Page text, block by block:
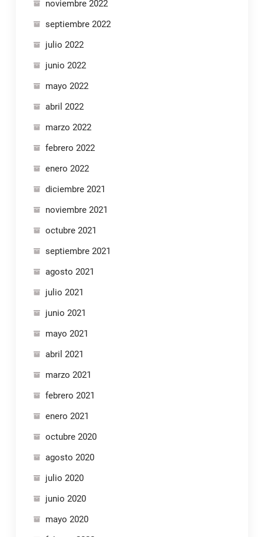
noviembre 2022
septiembre 2022
julio 2022
junio 2022
mayo 2022
abril 2022
marzo 2022
febrero 2022
enero 2022
diciembre 2021
noviembre 2021
octubre 2021
septiembre 2021
agosto 2021
julio 2021
junio 2021
mayo 2021
abril 2021
marzo 2021
febrero 2021
enero 2021
octubre 2020
agosto 2020
julio 2020
junio 2020
mayo 2020